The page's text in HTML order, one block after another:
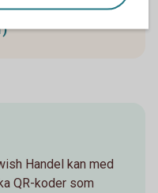
Handel kan med
QR-koder som